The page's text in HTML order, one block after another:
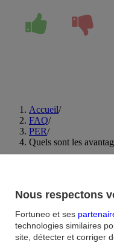
Accueil/
FAQ/
PER/
Quels sont les
FAQNous contacter /
conforme
Sécurité Plan du site
Nous connaitre
Nous respectons
Fortuneo et ses
technologies similaires
site, détecter et corriger